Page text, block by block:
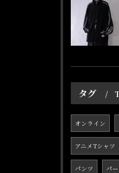
タグ
オンライン
アニメTシャツ
パンツ パ